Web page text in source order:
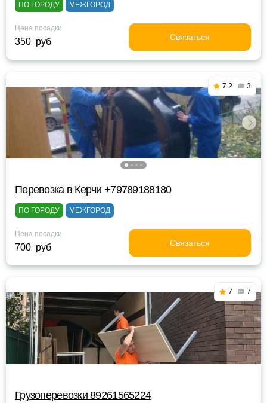
ПО ГОРОДУ МЕЖГОРОД
Цена посадки
350 руб Связаться
7.2 3
Перевозка в Керчи +79789188180
ПО ГОРОДУ МЕЖГОРОД
Цена посадки
700 руб Связаться
7 7
Грузоперевозки 89261565224